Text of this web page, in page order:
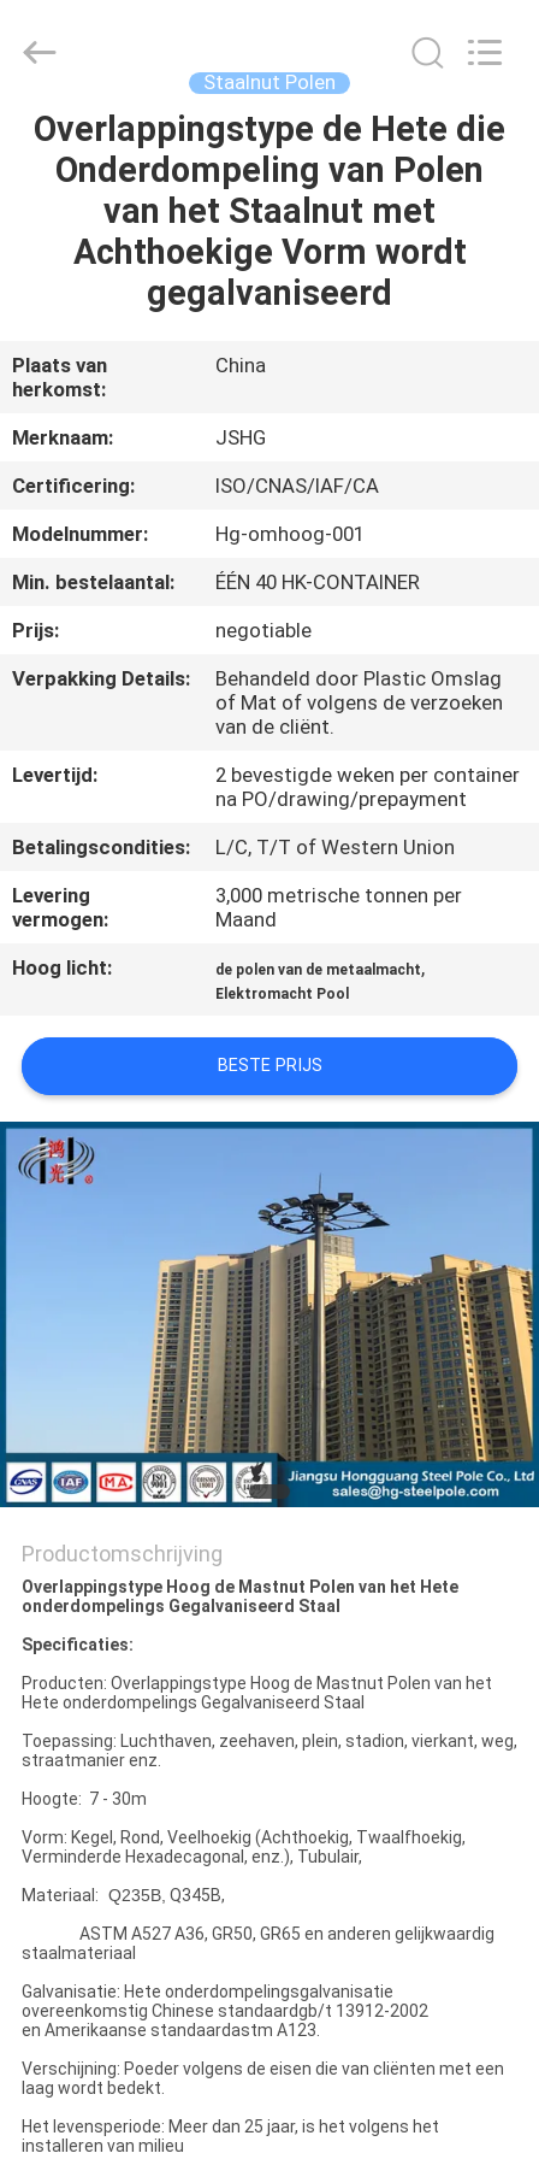
HUIS
PRODUCTEN
VR-
SHOW
ONGEVEER
ONS
FABRIEKSREIS
KWALITEITSCONTROLE
ONS
NIEUWS
VERZOEK
OM EEN
SITEMAP
PRIVACYBELEID
co.,ltd.
Reserved.
Staalnut Polen
Overlappingstype de Hete die
Onderdompeling van Polen
van het Staalnut met
Achthoekige Vorm wordt
gegalvaniseerd
Plaats van
herkomst:
China
Merknaam:
JSHG
Certificering:
ISO/CNAS/IAF/CA
Modelnummer:
Hg-omhoog-001
Min. bestelaantal:
ÉÉN 40 HK-CONTAINER
Prijs:
negotiable
Verpakking Details:
Behandeld door Plastic Omslag
of Mat of volgens de verzoeken
van de cliënt.
Levertijd:
2 bevestigde weken per container
na PO/drawing/prepayment
Betalingscondities:
L/C, T/T of Western Union
Levering
vermogen:
3,000 metrische tonnen per
Maand
Hoog licht:
de polen van de metaalmacht,
Elektromacht Pool
BESTE PRIJS
Productomschrijving
Overlappingstype Hoog de Mastnut Polen van het Hete
onderdompelings Gegalvaniseerd Staal
Specificaties:
Producten: Overlappingstype Hoog de Mastnut Polen van het
Hete onderdompelings Gegalvaniseerd Staal
Toepassing: Luchthaven, zeehaven, plein, stadion, vierkant, weg,
straatmanier enz.
Hoogte: 7 - 30m
Vorm: Kegel, Rond, Veelhoekig (Achthoekig, Twaalfhoekig,
Verminderde Hexadecagonal, enz.), Tubulair,
Materiaal: Q235B, Q345B,
ASTM A527 A36, GR50, GR65 en anderen gelijkwaardig
staalmateriaal
Galvanisatie: Hete onderdompelingsgalvanisatie
overeenkomstig Chinese standaardgb/t 13912-2002
en Amerikaanse standaardastm A123.
Verschijning: Poeder volgens de eisen die van cliënten met een
laag wordt bedekt.
Het levensperiode: Meer dan 25 jaar, is het volgens het
installeren van milieu